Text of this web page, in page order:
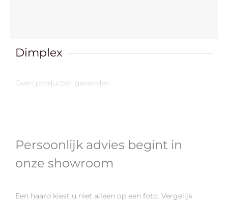
Dimplex
Geen producten gevonden
Persoonlijk advies begint in
onze showroom
Een haard kiest u niet alleen op een foto. Vergelijk